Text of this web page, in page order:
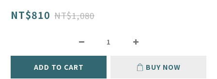
NT$810 NT$1,080
ADD TO CART BUY NOW